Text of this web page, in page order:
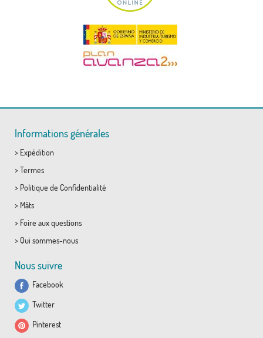
Informations générales
> Expédition
> Termes
> Politique de Confidentialité
> Mâts
> Foire aux questions
> Qui sommes-nous
Nous suivre
Facebook
Twitter
Pinterest